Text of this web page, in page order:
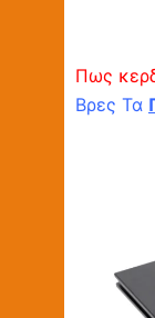
Πως
Βρες Τα